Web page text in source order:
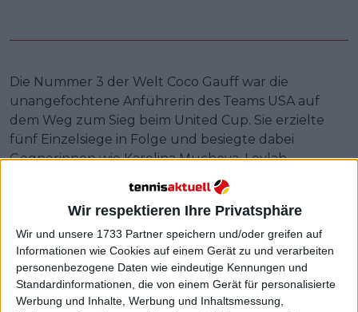
Wir respektieren Ihre Privatsphäre
Wir und unsere 1733 Partner speichern und/oder greifen auf
Informationen wie Cookies auf einem Gerät zu und verarbeiten
personenbezogene Daten wie eindeutige Kennungen und
Standardinformationen, die von einem Gerät für personalisierte
Werbung und Inhalte, Werbung und Inhaltsmessung,
Die Nummer 3 der Welt Coco Gauff war die
unangefochtene Anführerin des Teams USA auf
dem Weg zum Sieg beim United Cup. Sie erzielte
fünf Einzelsiege in Folge und besiegte dabei
Gegnerinnen wie Karolina Muchova, Leylah
Grand Slam
Iga Swiatek. Außerdem trat Gauff zweimal mit
Taylor Fritz im gemischten Doppel an und gewann
beide Spiele in klaren Sätzen.
Bei der Siegerehrung war Gauff sichtlich überrascht,
als sie durch die Mikrofone hörte, dass sie zur MVP
des Turniers ernannt worden war. "Ich wusste nicht,